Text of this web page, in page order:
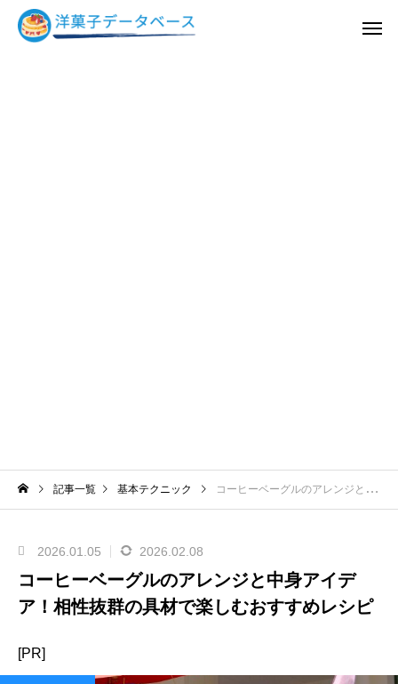
記事一覧 基本テクニック コーヒーベーグルのアレンジと中身アイデア！相性抜群の具材で楽しむおすすめレシピ
2026.01.05 2026.02.08
コーヒーベーグルのアレンジと中身アイデ
ア！相性抜群の具材で楽しむおすすめレシピ
[PR]